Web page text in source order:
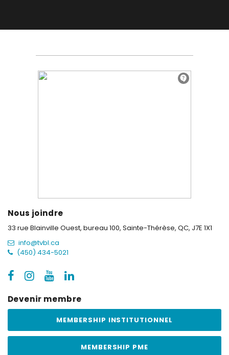
Nous joindre
33 rue Blainville Ouest, bureau 100, Sainte-Thérèse, QC, J7E 1X1
info@tvbl.ca
(450) 434-5021
Devenir membre
MEMBERSHIP INSTITUTIONNEL
MEMBERSHIP PME